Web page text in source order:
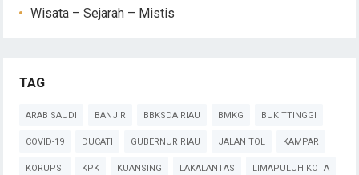
Wisata – Sejarah – Mistis
TAG
ARAB SAUDI BANJIR BBKSDA RIAU BMKG BUKITTINGGI
COVID-19 DUCATI GUBERNUR RIAU JALAN TOL KAMPAR
KORUPSI KPK KUANSING LAKALANTAS LIMAPULUH KOTA